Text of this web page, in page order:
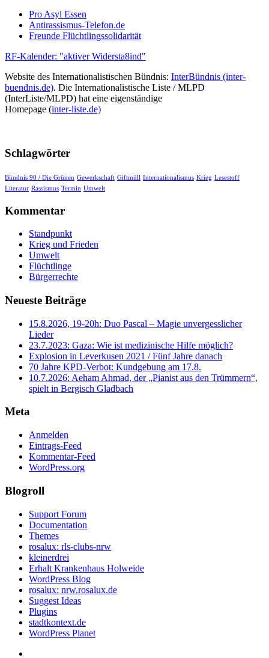
Pro Asyl Essen
Antirassismus-Telefon.de
Freunde Flüchtlingssolidarität
RF-Kalender: "aktiver Widersta8ind"
Website des Internationalistischen Bündnis: InterBündnis (inter-
buendnis.de). Die Internationalistische Liste / MLPD
(InterListe/MLPD) hat eine eigenständige
Homepage (inter-liste.de)
Schlagwörter
Bündnis 90 / Die Grünen Gewerkschaft Giftmüll Internationalismus Krieg Lesestoff
Literatur Rassismus Termin Umwelt
Kommentar
Standpunkt
Krieg und Frieden
Umwelt
Flüchtlinge
Bürgerrechte
Neueste Beiträge
15.8.2026, 19-20h: Duo Pascal – Magie unvergesslicher
Lieder
23.7.2023: Gaza: Wie ist medizinische Hilfe möglich?
Explosion in Leverkusen 2021 / Fünf Jahre danach
70 Jahre KPD‑Verbot: Kundgebung am 17.8.
10.7.2026: Aeham Ahmad, der „Pianist aus den Trümmern“,
spielt in Bergisch Gladbach
Meta
Anmelden
Eintrags-Feed
Kommentar-Feed
WordPress.org
Blogroll
Support Forum
Documentation
Themes
rosalux: rls-clubs-nrw
kleinerdrei
Erhalt Krankenhaus Holweide
WordPress Blog
rosalux: nrw.rosalux.de
Suggest Ideas
Plugins
stadtkontext.de
WordPress Planet